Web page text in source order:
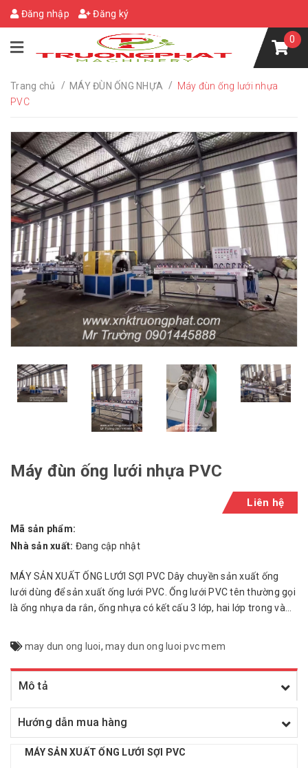
Đăng nhập Đăng ký
0
Trang chủ / MÁY ĐÙN ỐNG NHỰA / Máy đùn ống lưới nhựa
PVC
Máy đùn ống lưới nhựa PVC
Liên hệ
Mã sản phẩm:
Nhà sản xuất: Đang cập nhật
MÁY SẢN XUẤT ỐNG LƯỚI SỢI PVC Dây chuyền sản xuất ống
lưới dùng để sản xuất ống lưới PVC. Ống lưới PVC tên thường gọi
là ống nhựa da rắn, ống nhựa có kết cấu 3 lớp, hai lớp trong và...
may dun ong luoi, may dun ong luoi pvc mem
Mô tả
Hướng dẫn mua hàng
MÁY SẢN XUẤT ỐNG LƯỚI SỢI PVC